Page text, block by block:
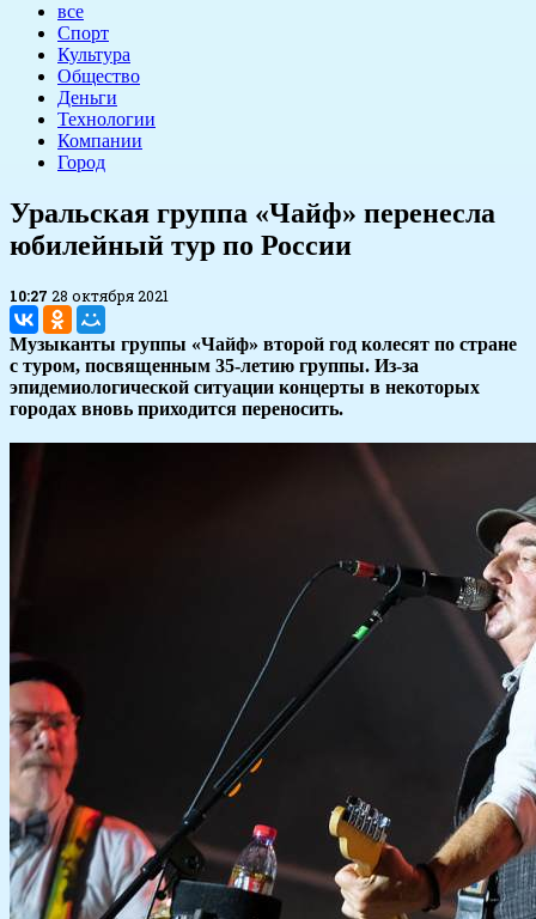
все
Спорт
Культура
Общество
Деньги
Технологии
Компании
Город
​Уральская группа «Чайф» перенесла
юбилейный тур по России
10:27 28 октября 2021
Музыканты группы «Чайф» второй год колесят по стране
с туром, посвященным 35-летию группы. Из-за
эпидемиологической ситуации концерты в некоторых
городах вновь приходится переносить.